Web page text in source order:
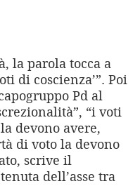
la parola tocca a
di coscienza’”. Poi
Pd al
“i voti
devono avere,
di voto la devono
scrive il
dell’asse tra